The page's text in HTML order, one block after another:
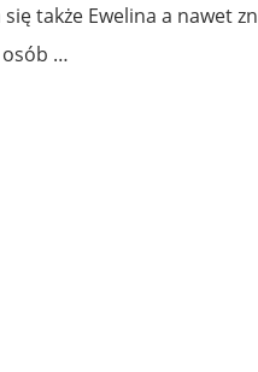
się także Ewelina a nawet
osób …